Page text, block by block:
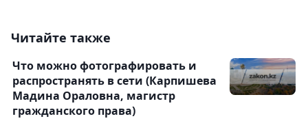
Читайте также
Что можно фотографировать и
распространять в сети (Карпишева
Мадина Ораловна, магистр
гражданского права)